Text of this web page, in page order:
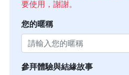
要使用，謝謝。
您的暱稱
參拜體驗與結緣故事